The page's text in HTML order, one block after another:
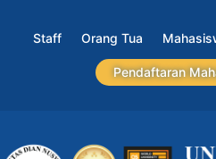
Staff Orang Tua
Pendaftaran